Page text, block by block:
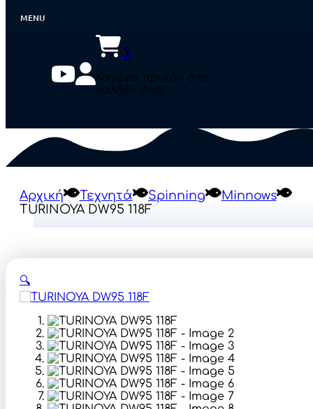
0
Κανένα προϊόν στο
καλάθι σας.
Αρχική Τεχνητά Spinning
Minnows
ΤURINOYA DW95 118F
🔍